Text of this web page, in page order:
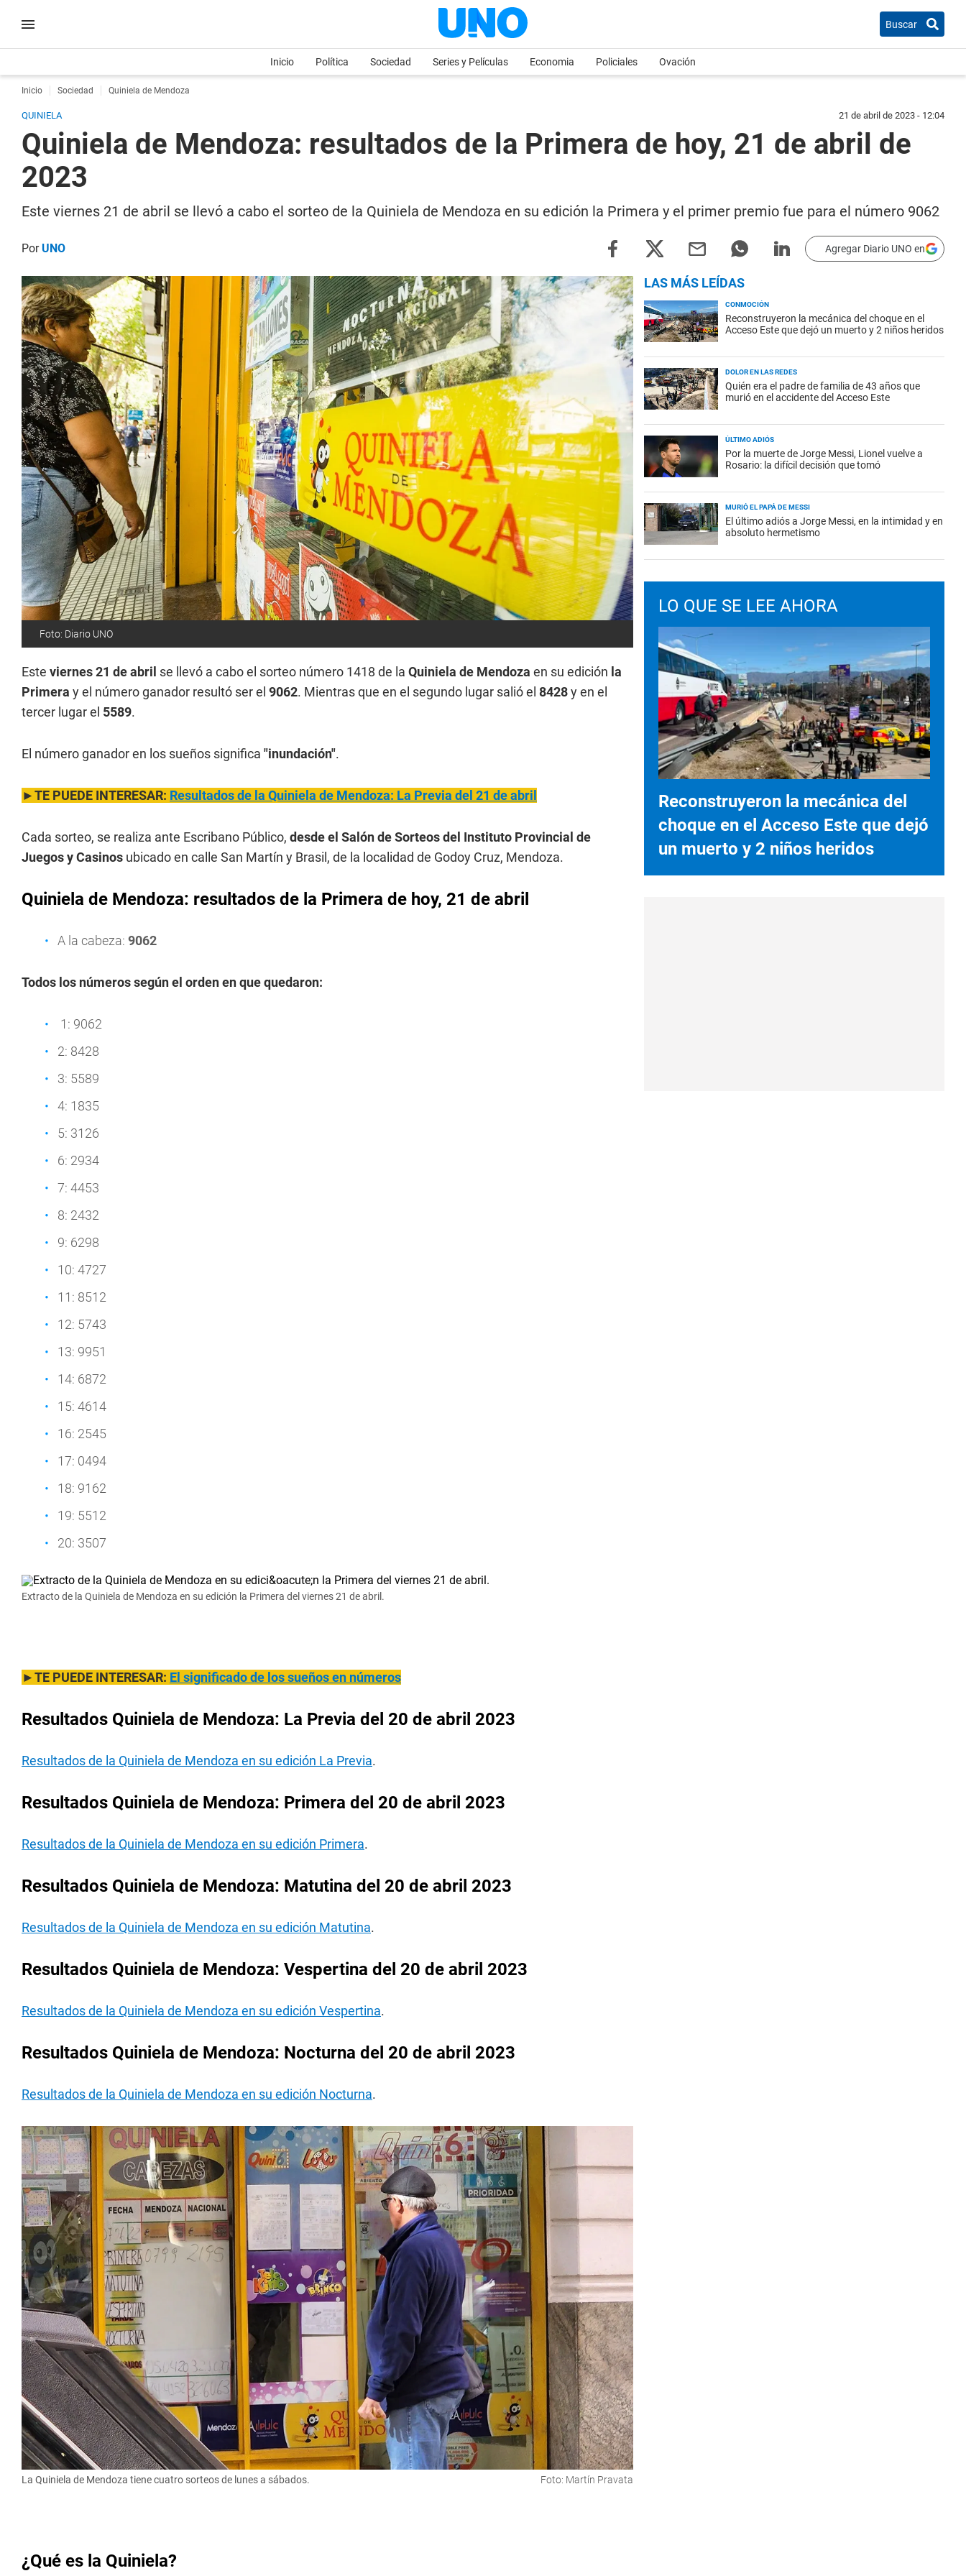
Buscar
Inicio Política Sociedad Series y Películas Economia Policiales Ovación
Inicio Sociedad Quiniela de Mendoza
QUINIELA 21 de abril de 2023 - 12:04
Quiniela de Mendoza: resultados de la Primera de hoy, 21 de abril de
2023
Este viernes 21 de abril se llevó a cabo el sorteo de la Quiniela de Mendoza en su edición la Primera y el primer premio fue para el número 9062
PorUNO Agregar Diario UNO en
Foto: Diario UNO
Este viernes 21 de abril se llevó a cabo el sorteo número 1418 de la Quiniela de Mendoza en su edición la
Primera y el número ganador resultó ser el 9062. Mientras que en el segundo lugar salió el 8428y en el
tercer lugar el 5589.
El número ganador en los sueños significa "inundación".
►TE PUEDE INTERESAR: Resultados de la Quiniela de Mendoza: La Previa del 21 de abril
Cada sorteo, se realiza ante Escribano Público, desde el Salón de Sorteos del Instituto Provincial de
Juegos y Casinos ubicado en calle San Martín y Brasil, de la localidad de Godoy Cruz, Mendoza.
Quiniela de Mendoza: resultados de la Primera de hoy, 21 de abril
A la cabeza: 9062
Todos los números según el orden en que quedaron:
1: 9062
2: 8428
3: 5589
4: 1835
5: 3126
6: 2934
7: 4453
8: 2432
9: 6298
10: 4727
11: 8512
12: 5743
13: 9951
14: 6872
15: 4614
16: 2545
17: 0494
18: 9162
19: 5512
20: 3507
Extracto de la Quiniela de Mendoza en su edición la Primera del viernes 21 de abril.
►TE PUEDE INTERESAR: El significado de los sueños en números
Resultados Quiniela de Mendoza: La Previa del 20 de abril 2023
Resultados de la Quiniela de Mendoza en su edición La Previa.
Resultados Quiniela de Mendoza: Primera del 20 de abril 2023
Resultados de la Quiniela de Mendoza en su edición Primera.
Resultados Quiniela de Mendoza: Matutina del 20 de abril 2023
Resultados de la Quiniela de Mendoza en su edición Matutina.
Resultados Quiniela de Mendoza: Vespertina del 20 de abril 2023
Resultados de la Quiniela de Mendoza en su edición Vespertina.
Resultados Quiniela de Mendoza: Nocturna del 20 de abril 2023
Resultados de la Quiniela de Mendoza en su edición Nocturna.
La Quiniela de Mendoza tiene cuatro sorteos de lunes a sábados. Foto: Martín Pravata
¿Qué es la Quiniela?
LAS MÁS LEÍDAS
CONMOCIÓN
Reconstruyeron la mecánica del choque en el
Acceso Este que dejó un muerto y 2 niños heridos
DOLOR EN LAS REDES
Quién era el padre de familia de 43 años que
murió en el accidente del Acceso Este
ÚLTIMO ADIÓS
Por la muerte de Jorge Messi, Lionel vuelve a
Rosario: la difícil decisión que tomó
MURIÓ EL PAPÁ DE MESSI
El último adiós a Jorge Messi, en la intimidad y en
absoluto hermetismo
LO QUE SE LEE AHORA
Reconstruyeron la mecánica del
choque en el Acceso Este que dejó
un muerto y 2 niños heridos